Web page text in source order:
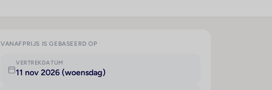
VANAFPRIJS IS GEBASEERD OP
VERTREKDATUM
11 nov 2026 (woensdag)